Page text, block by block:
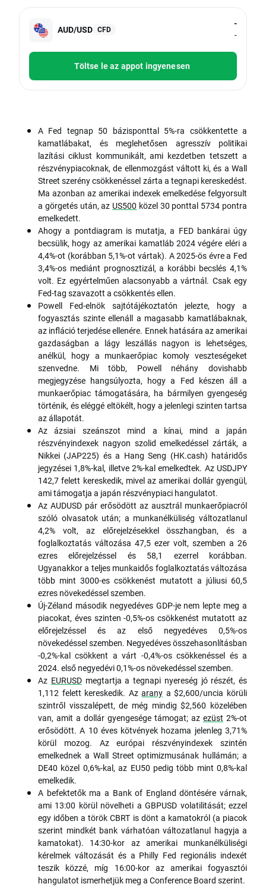
AUD/USD CFD
-
-
Töltse le az appot ingyenesen
A Fed tegnap 50 bázisponttal 5%-ra csökkentette a
kamatlábakat, és meglehetősen agresszív politikai
lazítási ciklust kommunikált, ami kezdetben tetszett a
részvénypiacoknak, de ellenmozgást váltott ki, és a Wall
Street szerény csökkenéssel zárta a tegnapi kereskedést.
Ma azonban az amerikai indexek emelkedése felgyorsult
a görgetés után, az US500 közel 30 ponttal 5734 pontra
emelkedett.
Ahogy a pontdiagram is mutatja, a FED bankárai úgy
becsülik, hogy az amerikai kamatláb 2024 végére eléri a
4,4%-ot (korábban 5,1%-ot vártak). A 2025-ös évre a Fed
3,4%-os mediánt prognosztizál, a korábbi becslés 4,1%
volt. Ez egyértelműen alacsonyabb a vártnál. Csak egy
Fed-tag szavazott a csökkentés ellen.
Powell Fed-elnök sajtótájékoztatón jelezte, hogy a
fogyasztás szinte ellenáll a magasabb kamatlábaknak,
az infláció terjedése ellenére. Ennek hatására az amerikai
gazdaságban a lágy leszállás nagyon is lehetséges,
anélkül, hogy a munkaerőpiac komoly veszteségeket
szenvedne. Mi több, Powell néhány dovishabb
megjegyzése hangsúlyozta, hogy a Fed készen áll a
munkaerőpiac támogatására, ha bármilyen gyengeség
történik, és eléggé eltökélt, hogy a jelenlegi szinten tartsa
az állapotát.
Az ázsiai szeánszot mind a kínai, mind a japán
részvényindexek nagyon szolid emelkedéssel zárták, a
Nikkei (JAP225) és a Hang Seng (HK.cash) határidős
jegyzései 1,8%-kal, illetve 2%-kal emelkedtek. Az USDJPY
142,7 felett kereskedik, mivel az amerikai dollár gyengül,
ami támogatja a japán részvénypiaci hangulatot.
Az AUDUSD pár erősödött az ausztrál munkaerőpiacról
szóló olvasatok után; a munkanélküliség változatlanul
4,2% volt, az előrejelzésekkel összhangban, és a
foglalkoztatás változása 47,5 ezer volt, szemben a 26
ezres előrejelzéssel és 58,1 ezerrel korábban.
Ugyanakkor a teljes munkaidős foglalkoztatás változása
több mint 3000-es csökkenést mutatott a júliusi 60,5
ezres növekedéssel szemben.
Új-Zéland második negyedéves GDP-je nem lepte meg a
piacokat, éves szinten -0,5%-os csökkenést mutatott az
előrejelzéssel és az első negyedéves 0,5%-os
növekedéssel szemben. Negyedéves összehasonlításban
-0,2%-kal csökkent a várt -0,4%-os csökkenéssel és a
2024. első negyedévi 0,1%-os növekedéssel szemben.
Az EURUSDmegtartja a tegnapi nyereség jó részét, és
1,112 felett kereskedik. Azarany a $2,600/uncia körüli
szintről visszalépett, de még mindig $2,560 közelében
van, amit a dollár gyengesége támogat; az ezüst 2%-ot
erősödött. A 10 éves kötvények hozama jelenleg 3,71%
körül mozog. Az európai részvényindexek szintén
emelkednek a Wall Street optimizmusának hullámán; a
DE40 közel 0,6%-kal, az EU50 pedig több mint 0,8%-kal
emelkedik.
A befektetők ma a Bank of England döntésére várnak,
ami 13:00 körül növelheti a GBPUSD volatilitását; ezzel
egy időben a török CBRT is dönt a kamatokról (a piacok
szerint mindkét bank várhatóan változatlanul hagyja a
kamatokat). 14:30-kor az amerikai munkanélküliségi
kérelmek változását és a Philly Fed regionális indexét
teszik közzé, míg 16:00-kor az amerikai fogyasztói
hangulatot ismerhetjük meg a Conference Board szerint.